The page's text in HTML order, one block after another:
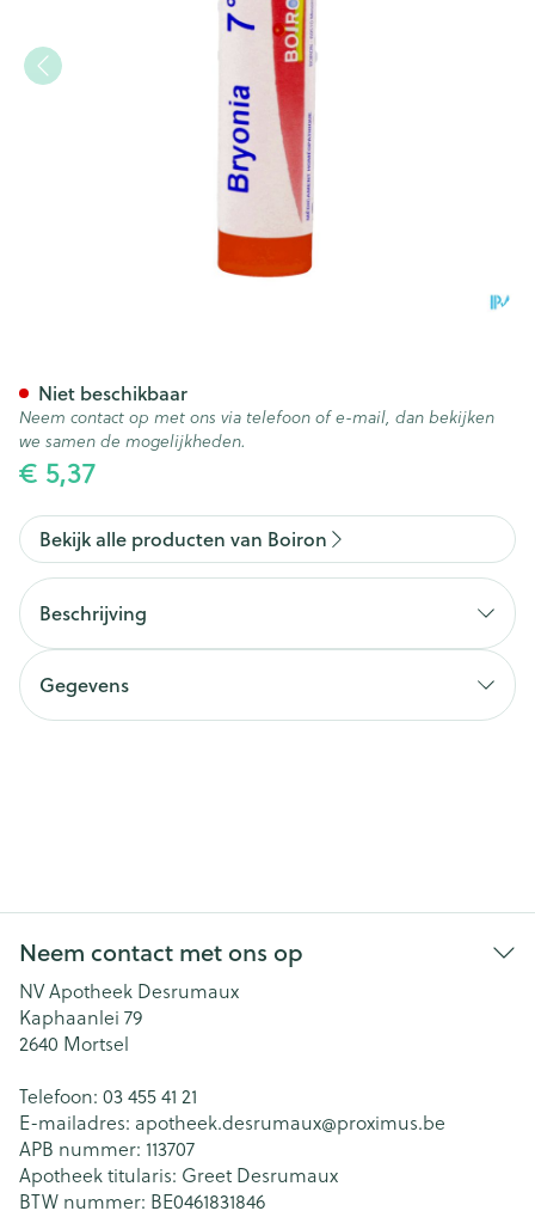
€ 5,37
Niet beschikbaar
Neem contact op met ons via telefoon of e-mail, dan bekijken
we samen de mogelijkheden.
Bekijk alle producten van Boiron
Beschrijving
Gegevens
Neem contact met ons op
NV Apotheek Desrumaux
Kaphaanlei 79
2640 Mortsel
Telefoon: 03 455 41 21
E-mailadres: apotheek.desrumaux@proximus.be
APB nummer: 113707
Apotheek titularis: Greet Desrumaux
BTW nummer: BE0461831846